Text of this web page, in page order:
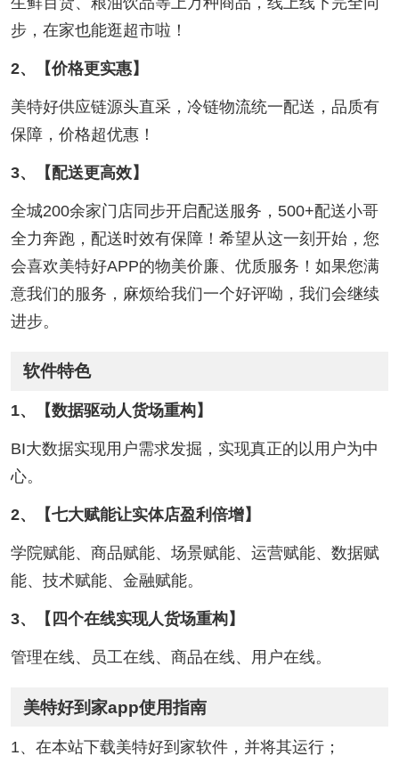
步，在家也能逛超市啦！
2、【价格更实惠】
美特好供应链源头直采，冷链物流统一配送，品质有
保障，价格超优惠！
3、【配送更高效】
全城200余家门店同步开启配送服务，500+配送小哥
全力奔跑，配送时效有保障！希望从这一刻开始，您
会喜欢美特好APP的物美价廉、优质服务！如果您满
意我们的服务，麻烦给我们一个好评呦，我们会继续
进步。
软件特色
1、【数据驱动人货场重构】
BI大数据实现用户需求发掘，实现真正的以用户为中
心。
2、【七大赋能让实体店盈利倍增】
学院赋能、商品赋能、场景赋能、运营赋能、数据赋
能、技术赋能、金融赋能。
3、【四个在线实现人货场重构】
管理在线、员工在线、商品在线、用户在线。
美特好到家app使用指南
1、在本站下载美特好到家软件，并将其运行；